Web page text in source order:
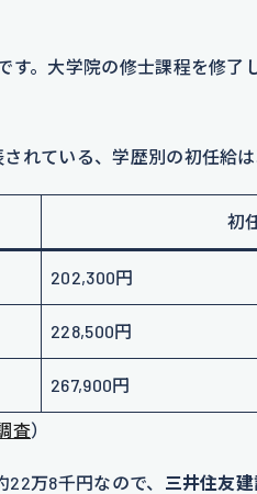
す。大学院の修士課程を修了
れている、学歴別の初任給は
初
202,300円
228,500円
267,900円
査）
万8千円なので、 三井住友